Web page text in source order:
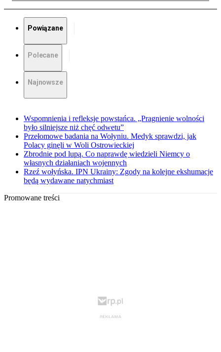
Powiązane
Polecane
Najnowsze
Wspomnienia i refleksje powstańca. „Pragnienie wolności
było silniejsze niż chęć odwetu”
Przełomowe badania na Wołyniu. Medyk sprawdzi, jak
Polacy ginęli w Woli Ostrowieckiej
Zbrodnie pod lupą. Co naprawdę wiedzieli Niemcy o
własnych działaniach wojennych
Rzeź wołyńska. IPN Ukrainy: Zgody na kolejne ekshumacje
będą wydawane natychmiast
Promowane treści